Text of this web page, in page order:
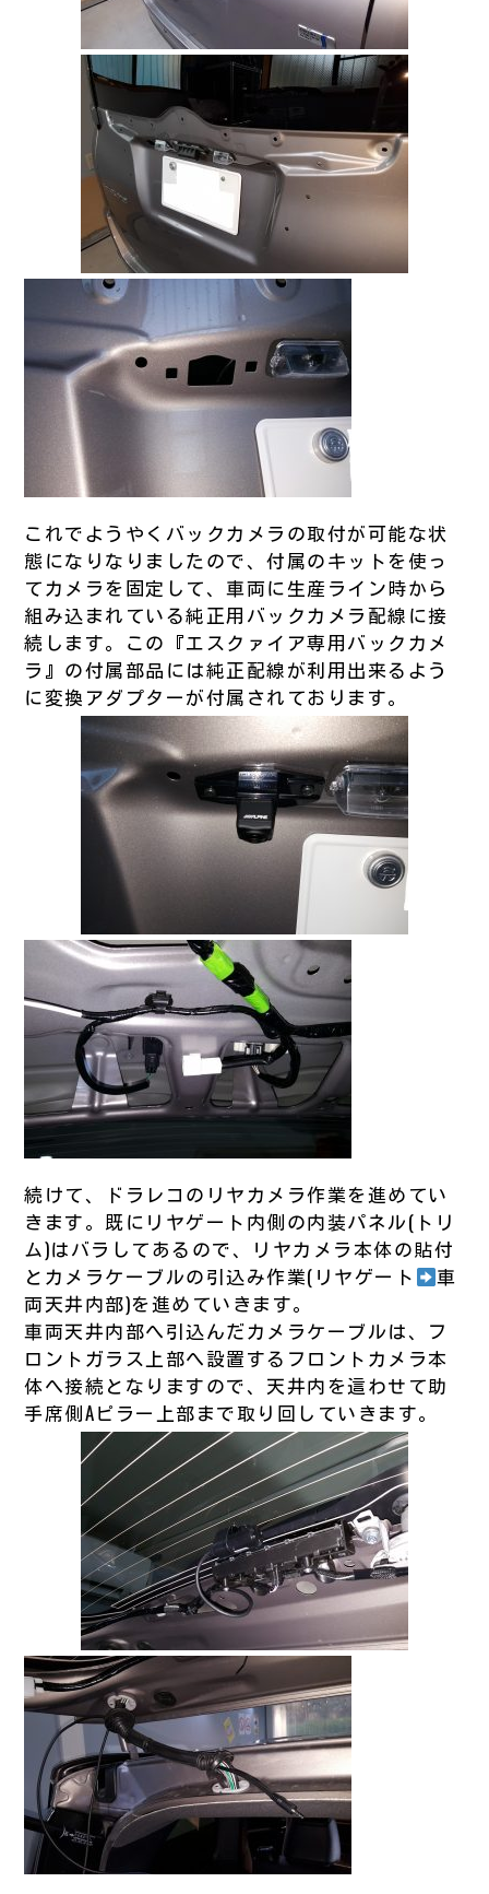
これでようやくバックカメラの取付が可能な状
態になりなりましたので、付属のキットを使っ
てカメラを固定して、車両に生産ライン時から
組み込まれている純正用バックカメラ配線に接
続します。この『エスクァイア専用バックカメ
ラ』の付属部品には純正配線が利用出来るよう
に変換アダプターが付属されております。
続けて、ドラレコのリヤカメラ作業を進めてい
きます。既にリヤゲート内側の内装パネル(トリ
ム)はバラしてあるので、リヤカメラ本体の貼付
とカメラケーブルの引込み作業(リヤゲート
車
両天井内部)を進めていきます。
車両天井内部へ引込んだカメラケーブルは、フ
ロントガラス上部へ設置するフロントカメラ本
体へ接続となりますので、天井内を這わせて助
手席側Aピラー上部まで取り回していきます。